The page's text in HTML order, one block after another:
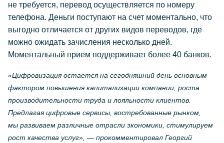
не требуется, перевод осуществляется по номеру
телефона. Деньги поступают на счет моментально, что
выгодно отличается от других видов переводов, где
можно ожидать зачисления несколько дней.
Моментальный прием поддерживает более 40 банков.
«Цифровизация остается на сегодняшний день основным
фактором повышения капитализации компании, роста
производительности труда и лояльности клиентов.
Предлагая цифровые сервисы, востребованные рынком,
мы развиваем различные отрасли экономики, стимулируем
рост качества услуг», — прокомментировал Георгий